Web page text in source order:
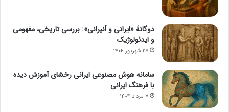
دوگانهٔ «ایرانی و اَنیرانی»: بررسی تاریخی، مفهومی
و ایدئولوژیک
۲۷ شهریور ۱۴۰۴
سامانه هوش مصنوعی ایرانی رخشای آموزش دیده
با فرهنگ ایرانی
۷ مرداد ۱۴۰۴